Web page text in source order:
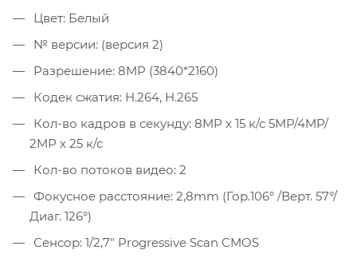
Цвет: Белый
№ версии: (версия 2)
Разрешение: 8MP (3840*2160)
Кодек сжатия: H.264, H.265
Кол-во кадров в секунду: 8MP х 15 к/с 5MP/4MP/
2MP х 25 к/с
Кол-во потоков видео: 2
Фокусное расстояние: 2,8mm (Гор.106° /Верт. 57°/
Диаг. 126°)
Сенсор: 1/2,7" Progressive Scan CMOS